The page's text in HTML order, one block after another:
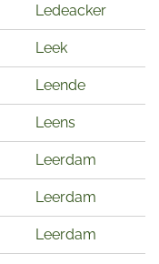
Ledeacker
Leek
Leende
Leens
Leerdam
Leerdam
Leerdam